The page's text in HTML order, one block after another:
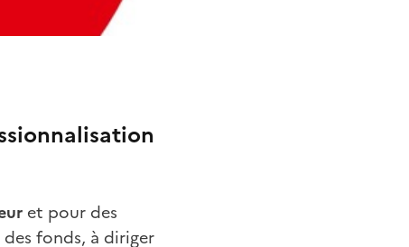
et pour des
fonds, à diriger